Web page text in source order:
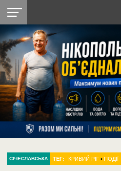
НІКОПОЛЬ
РАЙОН
СІЧЕСЛАВСЬКА
УКРАЇНА
РЕТРО
НІКОПОЛЬ
ЛАЙТ
УКРАЇНА
ДОПОМОГА
РАДІО
СІЧЕСЛАВСЬКА ТЕГ: КРИВИЙ РІГ •ПОДІЇ